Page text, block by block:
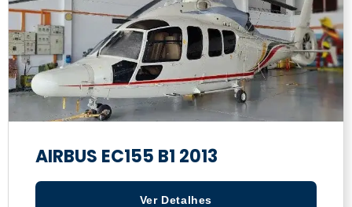
AIRBUS EC155 B1 2013
Ver Detalhes